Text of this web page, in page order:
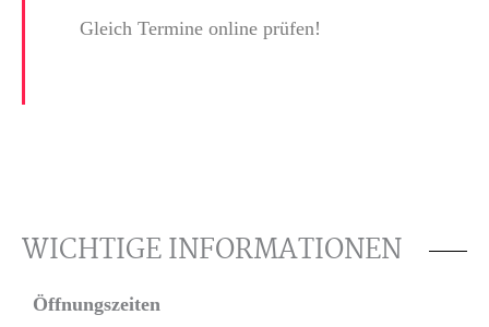
Gleich Termine online prüfen!
WICHTIGE INFORMATIONEN
Öffnungszeiten